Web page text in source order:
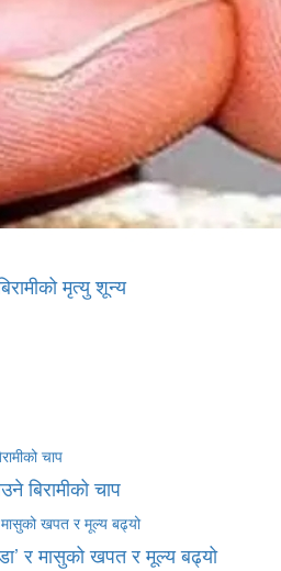
मृत्यु शून्य
बिरामीको चाप
र मासुको खपत र मूल्य बढ्यो